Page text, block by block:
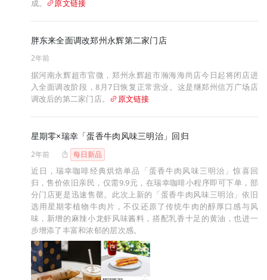
成。 原文链接
胖东来全面调改郑州永辉第二家门店
2年前
据河南永辉超市官微，郑州永辉超市瀚海海尚店今日起将闭店进
入全面调改阶段，8月7日恢复正常营业。这是继郑州信万广场店
调改后的第二家门店。
原文链接
星期零×瑞幸「蛋香牛肉风味三明治」回归
2年前 每日新品
近日，瑞幸咖啡经典烘焙单品「蛋香牛肉风味三明治」惊喜回
归，售价依旧亲民，仅需9.9元，在瑞幸咖啡小程序即可下单，部
分门店更是迅速售罄。此次上新的「蛋香牛肉风味三明治」依旧
选用星期零植物牛肉片，不仅还原了传统牛肉的醇厚口感与风
味，新增的麻辣小龙虾风味酱料，搭配乳香十足的黄油，也进一
步增添了丰富和浓郁的层次感。